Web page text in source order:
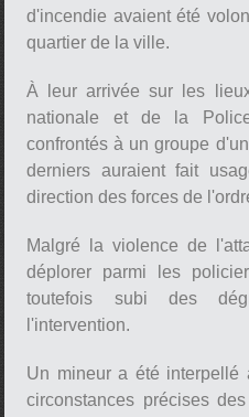
d'incendie avaient été
quartier de la ville.
À leur arrivée sur les
nationale et de la
confrontés à un groupe
derniers auraient fait
direction des forces de
Malgré la violence de
déplorer parmi les
toutefois subi des
l'intervention.
Un mineur a été interpellé
circonstances précises